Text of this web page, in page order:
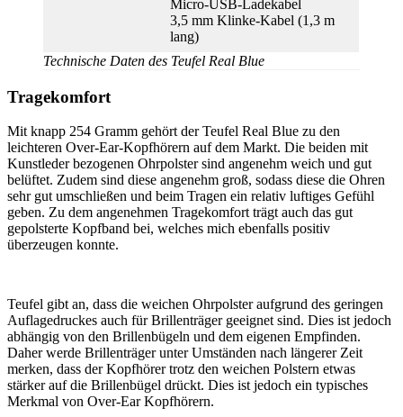
Micro-USB-Ladekabel
3,5 mm Klinke-Kabel (1,3 m
lang)
Technische Daten des Teufel Real Blue
Tragekomfort
Mit knapp 254 Gramm gehört der Teufel Real Blue zu den
leichteren Over-Ear-Kopfhörern auf dem Markt. Die beiden mit
Kunstleder bezogenen Ohrpolster sind angenehm weich und gut
belüftet. Zudem sind diese angenehm groß, sodass diese die Ohren
sehr gut umschließen und beim Tragen ein relativ luftiges Gefühl
geben. Zu dem angenehmen Tragekomfort trägt auch das gut
gepolsterte Kopfband bei, welches mich ebenfalls positiv
überzeugen konnte.
Teufel gibt an, dass die weichen Ohrpolster aufgrund des geringen
Auflagedruckes auch für Brillenträger geeignet sind. Dies ist jedoch
abhängig von den Brillenbügeln und dem eigenen Empfinden.
Daher werde Brillenträger unter Umständen nach längerer Zeit
merken, dass der Kopfhörer trotz den weichen Polstern etwas
stärker auf die Brillenbügel drückt. Dies ist jedoch ein typisches
Merkmal von Over-Ear Kopfhörern.